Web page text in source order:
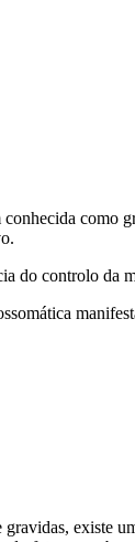
como
do controlo da
existe